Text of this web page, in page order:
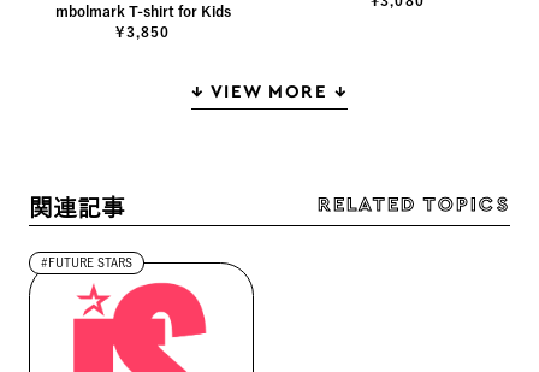
mbolmark T-shirt for Kids
¥3,850
↓ VIEW MORE ↓
関連記事 RELATED TOPICS
#FUTURE STARS